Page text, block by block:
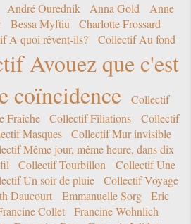
André Ourednik Anna Gold
Anne
Bessa Myftiu
Charlotte Frossard
A quoi rêvent-ils?
Collectif Au fond
Avouez que c'est
coïncidence
Collectif
Fraîche Collectif Filiations
Collectif
Masques
Collectif Mur invisible
Même jour, même heure, dans dix
Collectif Tourbillon
Collectif Une
Un soir de pluie
Collectif Voyage
Daucourt Emmanuelle Sorg
Eric
Collet
Francine Wohnlich